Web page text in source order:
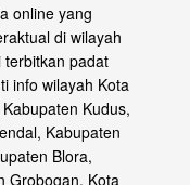
online yang
di wilayah
padat
info wilayah Kota
Kudus,
Kabupaten
Blora,
Grobogan, Kota